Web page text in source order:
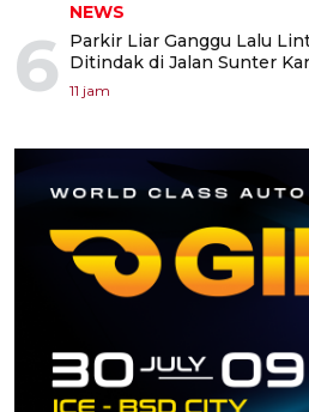
6
NEWS
Parkir Liar Ganggu Lalu
Ditindak di Jalan Sunter
11 jam